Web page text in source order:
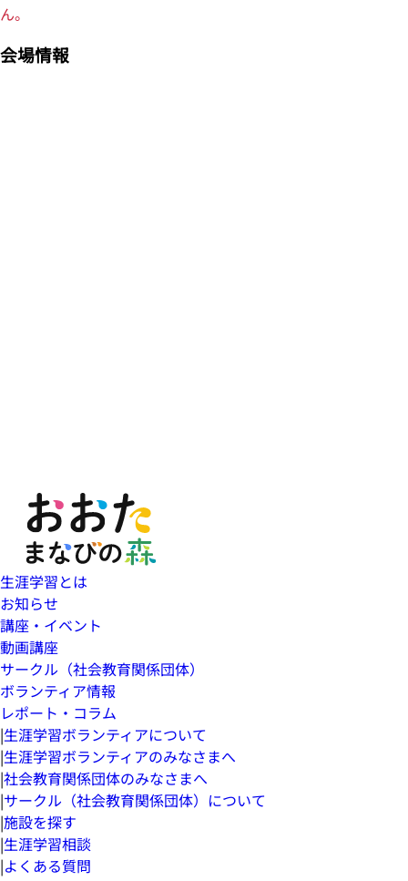
ん。
会場情報
生涯学習とは
お知らせ
講座・イベント
動画講座
サークル（社会教育関係団体）
ボランティア情報
レポート・コラム
|生涯学習ボランティアについて
|生涯学習ボランティアのみなさまへ
|社会教育関係団体のみなさまへ
|サークル（社会教育関係団体）について
|施設を探す
|生涯学習相談
|よくある質問